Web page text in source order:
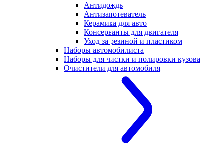
Антидождь
Антизапотеватель
Керамика для авто
Консерванты для двигателя
Уход за резиной и пластиком
Наборы автомобилиста
Наборы для чистки и полировки кузова
Очистители для автомобиля